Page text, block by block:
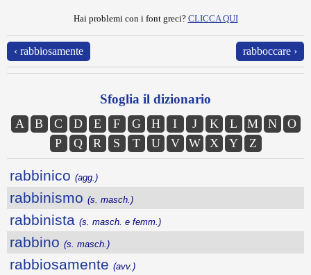
Hai problemi con i font greci? CLICCA QUI
‹ rabbiosamente rabboccare ›
Sfoglia il dizionario
A B C D E F G H I J K L M N
O
P
Q R S T U V W X Y Z
rabbinico (agg.)
rabbinismo (s. masch.)
rabbinista (s. masch. e femm.)
rabbino (s. masch.)
rabbiosamente (avv.)